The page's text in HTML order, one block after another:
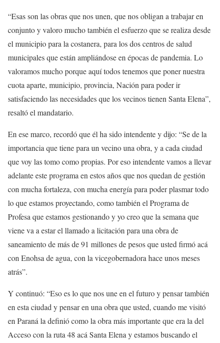
“Esas son las obras que nos unen, que nos obligan a trabajar en
conjunto y valoro mucho también el esfuerzo que se realiza desde
el municipio para la costanera, para los dos centros de salud
municipales que están ampliándose en épocas de pandemia. Lo
valoramos mucho porque aquí todos tenemos que poner nuestra
cuota aparte, municipio, provincia, Nación para poder ir
satisfaciendo las necesidades que los vecinos tienen Santa Elena”,
resaltó el mandatario.
En ese marco, recordó que él ha sido intendente y dijo: “Se de la
importancia que tiene para un vecino una obra, y a cada ciudad
que voy las tomo como propias. Por eso intendente vamos a llevar
adelante este programa en estos años que nos quedan de gestión
con mucha fortaleza, con mucha energía para poder plasmar todo
lo que estamos proyectando, como también el Programa de
Profesa que estamos gestionando y yo creo que la semana que
viene va a estar el llamado a licitación para una obra de
saneamiento de más de 91 millones de pesos que usted firmó acá
con Enohsa de agua, con la vicegobernadora hace unos meses
atrás”.
Y continuó: “Eso es lo que nos une en el futuro y pensar también
en esta ciudad y pensar en una obra que usted, cuando me visitó
en Paraná la definió como la obra más importante que era la del
Acceso con la ruta 48 acá Santa Elena y estamos buscando el